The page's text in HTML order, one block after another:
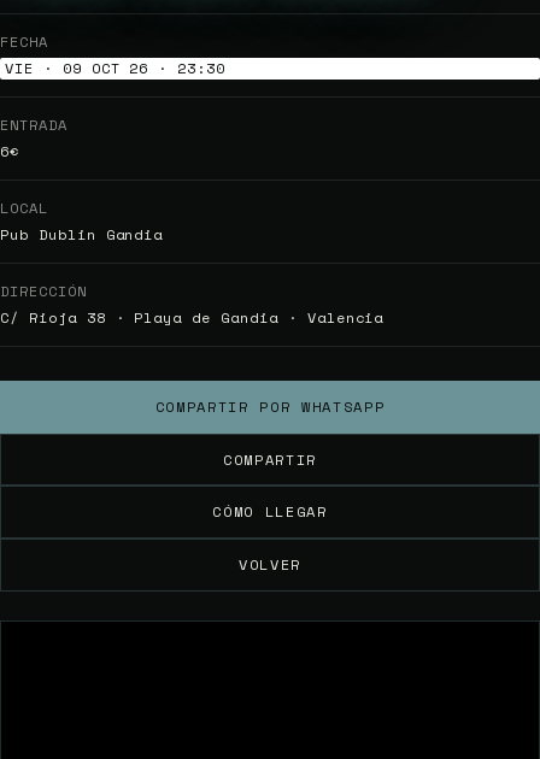
FECHA
VIE · 09 OCT 26 · 23:30
ENTRADA
6€
LOCAL
Pub Dublin Gandia
DIRECCIÓN
C/ Rioja 38 · Playa de Gandia · Valencia
COMPARTIR POR WHATSAPP
COMPARTIR
CÓMO LLEGAR
VOLVER